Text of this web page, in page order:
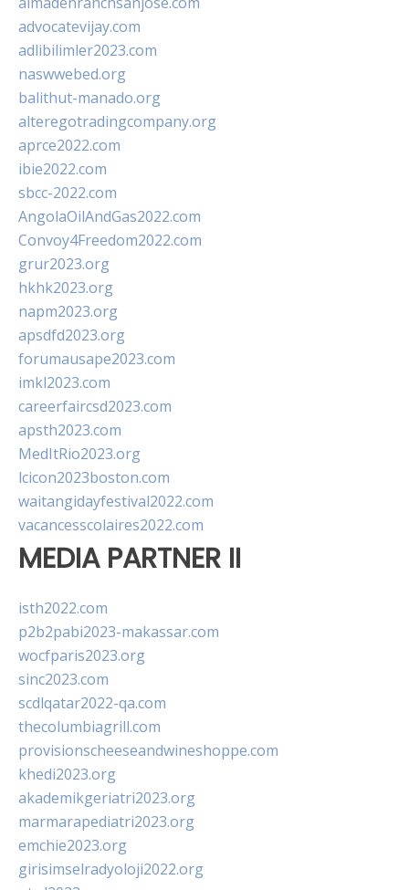
advocatevijay.com
adlibilimler2023.com
naswwebed.org
balithut-manado.org
alteregotradingcompany.org
aprce2022.com
ibie2022.com
sbcc-2022.com
AngolaOilAndGas2022.com
Convoy4Freedom2022.com
grur2023.org
hkhk2023.org
napm2023.org
apsdfd2023.org
forumausape2023.com
imkl2023.com
careerfaircsd2023.com
apsth2023.com
MedItRio2023.org
lcicon2023boston.com
waitangidayfestival2022.com
vacancesscolaires2022.com
MEDIA PARTNER II
isth2022.com
p2b2pabi2023-makassar.com
wocfparis2023.org
sinc2023.com
scdlqatar2022-qa.com
thecolumbiagrill.com
provisionscheeseandwineshoppe.com
khedi2023.org
akademikgeriatri2023.org
marmarapediatri2023.org
emchie2023.org
girisimselradyoloji2022.org